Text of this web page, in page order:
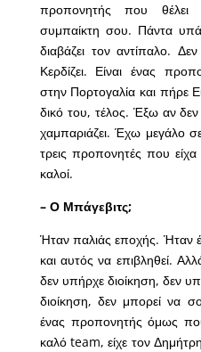
προπονητής που
συμπαίκτη σου. Πάντα
διαβάζει τον αντίπαλο.
Κερδίζει. Είναι ένας
στην Πορτογαλία και πήρε
δικό του, τέλος. Έξω αν
χαμπαριάζει. Έχω μεγάλο
τρεις προπονητές που
καλοί.
– Ο Μπάγεβιτς;
Ήταν παλιάς εποχής. Ήταν
και αυτός να επιβληθεί.
δεν υπήρχε διοίκηση, δεν
διοίκηση, δεν μπορεί να
ένας προπονητής όμως
καλό team, είχε τον